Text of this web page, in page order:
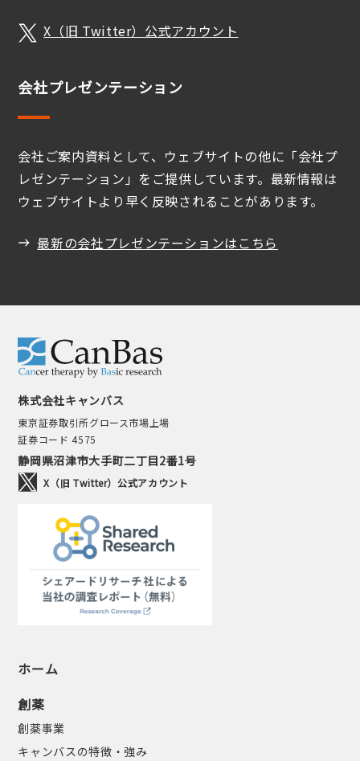
X（旧 Twitter）公式アカウント
会社プレゼンテーション
会社ご案内資料として、ウェブサイトの他に「会社プ
レゼンテーション」をご提供しています。最新情報は
ウェブサイトより早く反映されることがあります。
最新の会社プレゼンテーションはこちら
株式会社キャンバス
東京証券取引所グロース市場上場
証券コード 4575
静岡県沼津市大手町二丁目2番1号
X（旧 Twitter）公式アカウント
ホーム
創薬
創薬事業
キャンバスの特徴・強み